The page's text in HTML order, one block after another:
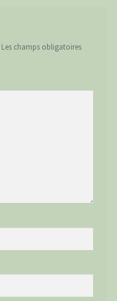
Les champs obligatoires